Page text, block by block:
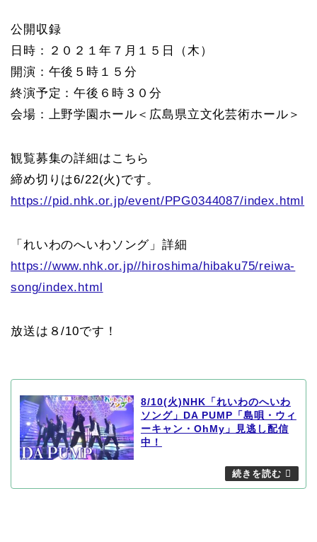
公開収録
日時：２０２１年７月１５日（木）
開演：午後５時１５分
終演予定：午後６時３０分
会場：上野学園ホール＜広島県立文化芸術ホール＞
観覧募集の詳細はこちら
締め切りは6/22(火)です。
https://pid.nhk.or.jp/event/PPG0344087/index.html
「れいわのへいわソング」詳細
https://www.nhk.or.jp//hiroshima/hibaku75/reiwa-
song/index.html
放送は８/10です！
8/10(火)NHK「れいわのへいわ
ソング」DA PUMP「島唄・ウィ
ーキャン・OhMy」見逃し配信
中！